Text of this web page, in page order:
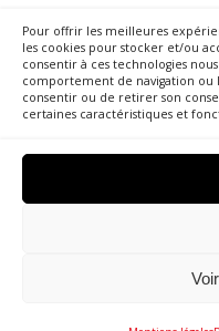
Pour offrir les meilleures
les cookies pour stocker et/ou
consentir à ces technologies
comportement de navigation ou
consentir ou de retirer son
certaines caractéristiques et
le lien de désabonnement